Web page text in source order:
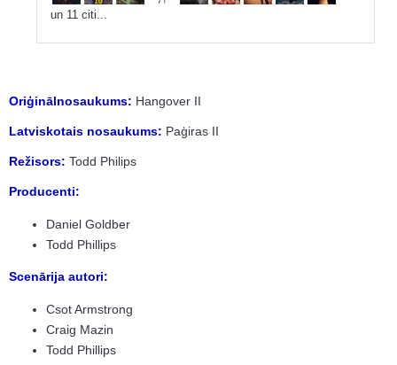
un 11 citi...
Oriģinālnosaukums: Hangover II
Latviskotais nosaukums: Paģiras II
Režisors: Todd Philips
Producenti:
Daniel Goldber
Todd Phillips
Scenārija autori:
Csot Armstrong
Craig Mazin
Todd Phillips